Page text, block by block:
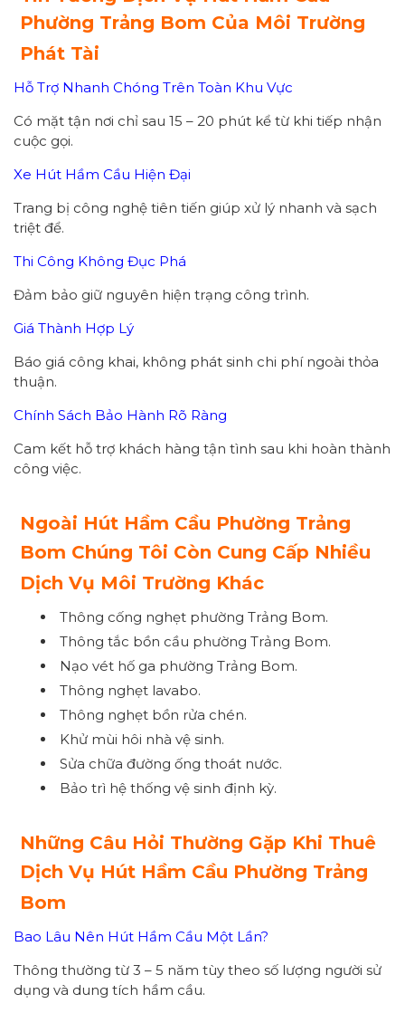
Phường Trảng Bom Của Môi Trường
Phát Tài
Hỗ Trợ Nhanh Chóng Trên Toàn Khu Vực
Có mặt tận nơi chỉ sau 15 – 20 phút kể từ khi tiếp nhận
cuộc gọi.
Xe Hút Hầm Cầu Hiện Đại
Trang bị công nghệ tiên tiến giúp xử lý nhanh và sạch
triệt để.
Thi Công Không Đục Phá
Đảm bảo giữ nguyên hiện trạng công trình.
Giá Thành Hợp Lý
Báo giá công khai, không phát sinh chi phí ngoài thỏa
thuận.
Chính Sách Bảo Hành Rõ Ràng
Cam kết hỗ trợ khách hàng tận tình sau khi hoàn thành
công việc.
Ngoài Hút Hầm Cầu Phường Trảng
Bom Chúng Tôi Còn Cung Cấp Nhiều
Dịch Vụ Môi Trường Khác
Thông cống nghẹt phường Trảng Bom.
Thông tắc bồn cầu phường Trảng Bom.
Nạo vét hố ga phường Trảng Bom.
Thông nghẹt lavabo.
Thông nghẹt bồn rửa chén.
Khử mùi hôi nhà vệ sinh.
Sửa chữa đường ống thoát nước.
Bảo trì hệ thống vệ sinh định kỳ.
Những Câu Hỏi Thường Gặp Khi Thuê
Dịch Vụ Hút Hầm Cầu Phường Trảng
Bom
Bao Lâu Nên Hút Hầm Cầu Một Lần?
Thông thường từ 3 – 5 năm tùy theo số lượng người sử
dụng và dung tích hầm cầu.